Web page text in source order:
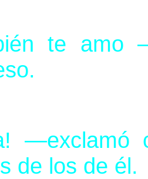
te amo
—exclamó
de los de él.